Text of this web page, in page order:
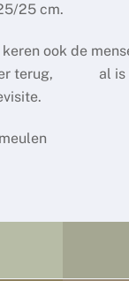
25 cm.
ook de
terug, al is